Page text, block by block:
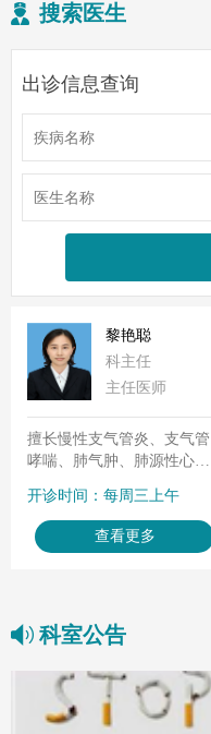
搜索医生
出诊信息查询
黎艳聪
科主任
主任医师
擅长慢性支气管炎、支气管
哮喘、肺气肿、肺源性心脏
呼吸内科疾病的诊治，熟练
操作支气管镜，并对呼吸系
统急危重症的诊疗有较深的
开诊时间：每周三上午
查看更多
科室公告